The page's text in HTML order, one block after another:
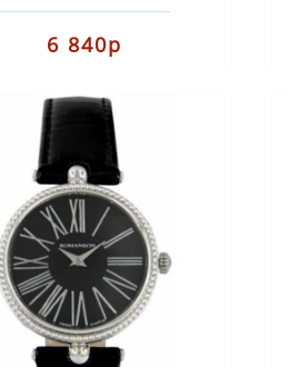
часы.Тип механизма:
нержавеющая
сталь (неболь..
6 840р